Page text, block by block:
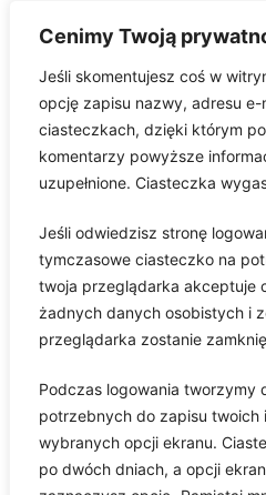
Cenimy Twoją
Jeśli skomentujesz coś w
opcję zapisu nazwy, adresu
ciasteczkach, dzięki którym
komentarzy powyższe
uzupełnione. Ciasteczka
Jeśli odwiedzisz stronę
tymczasowe ciasteczko na
twoja przeglądarka akceptuje
żadnych danych osobistych i
przeglądarka zostanie
Podczas logowania tworzymy
potrzebnych do zapisu twoich
wybranych opcji ekranu.
po dwóch dniach, a opcji
Kryzys gospodarczy 2008
Czynniki wzrostu
Kryzys w Grecji
Style zarządzania
Strony
Mapa Strony
Polityka Prywatności
Wyszukiwarka